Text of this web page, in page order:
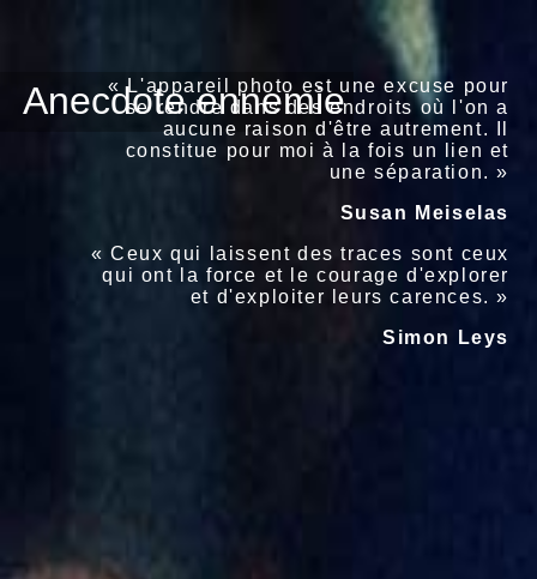
Anecdote ennemie
« L'appareil photo est une excuse pour
se rendre dans des endroits où l'on a
aucune raison d'être autrement. Il
constitue pour moi à la fois un lien et
une séparation. »
Susan Meiselas
« Ceux qui laissent des traces sont ceux
qui ont la force et le courage d'explorer
et d'exploiter leurs carences. »
Simon Leys